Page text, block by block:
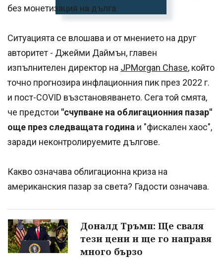
без монетизация на дълга.
Ситуацията се влошава и от мнението на друг
авторитет - Джейми Даймън, главен
изпълнителен директор на JPMorgan Chase, който
точно прогнозира инфлационния пик през 2022 г.
и пост-COVID възстановяването. Сега той смята,
че предстои "счупване на облигационния пазар"
още през следващата година и "фискален хаос",
заради неконтролируемите дългове.
Какво означава облигационна криза на
американския пазар за света? Гадости означава.
Доналд Тръмп: Ще сваля
тези цени и ще го направя
много бързо